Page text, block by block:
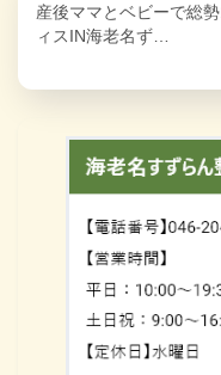
産後ママとベビーで総
ィスIN海老名ず…